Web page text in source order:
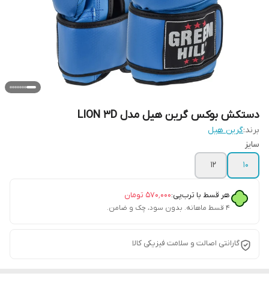
دستکش بوکس گرین هیل مدل LION 3D
برند:گرین هیل
سایز
10
12
هر قسط با ترب‌پی:۵۷۰٬۰۰۰ تومان
۴ قسط ماهانه. بدون سود، چک و ضامن.
گارانتی اصالت و سلامت فیزیکی کالا